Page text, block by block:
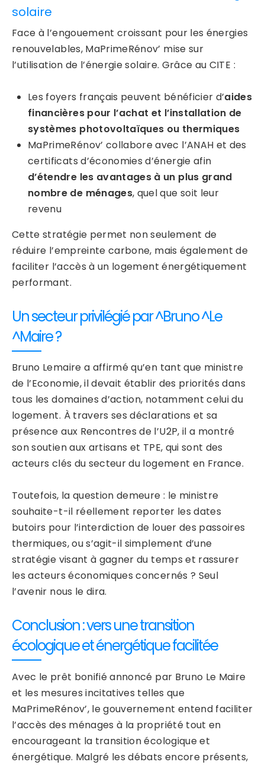
solaire
Face à l’engouement croissant pour les énergies
renouvelables, MaPrimeRénov’ mise sur
l’utilisation de l’énergie solaire. Grâce au CITE :
Les foyers français peuvent bénéficier d’aides
financières pour l’achat et l’installation de
systèmes photovoltaïques ou thermiques
MaPrimeRénov’ collabore avec l’ANAH et des
certificats d’économies d’énergie afin
d’étendre les avantages à un plus grand
nombre de ménages, quel que soit leur
revenu
Cette stratégie permet non seulement de
réduire l’empreinte carbone, mais également de
faciliter l’accès à un logement énergétiquement
performant.
Un secteur privilégié par ^Bruno ^Le
^Maire ?
Bruno Lemaire a affirmé qu’en tant que ministre
de l’Economie, il devait établir des priorités dans
tous les domaines d’action, notamment celui du
logement. À travers ses déclarations et sa
présence aux Rencontres de l’U2P, il a montré
son soutien aux artisans et TPE, qui sont des
acteurs clés du secteur du logement en France.
Toutefois, la question demeure : le ministre
souhaite-t-il réellement reporter les dates
butoirs pour l’interdiction de louer des passoires
thermiques, ou s’agit-il simplement d’une
stratégie visant à gagner du temps et rassurer
les acteurs économiques concernés ? Seul
l’avenir nous le dira.
Conclusion : vers une transition
écologique et énergétique facilitée
Avec le prêt bonifié annoncé par Bruno Le Maire
et les mesures incitatives telles que
MaPrimeRénov’, le gouvernement entend faciliter
l’accès des ménages à la propriété tout en
encourageant la transition écologique et
énergétique. Malgré les débats encore présents,